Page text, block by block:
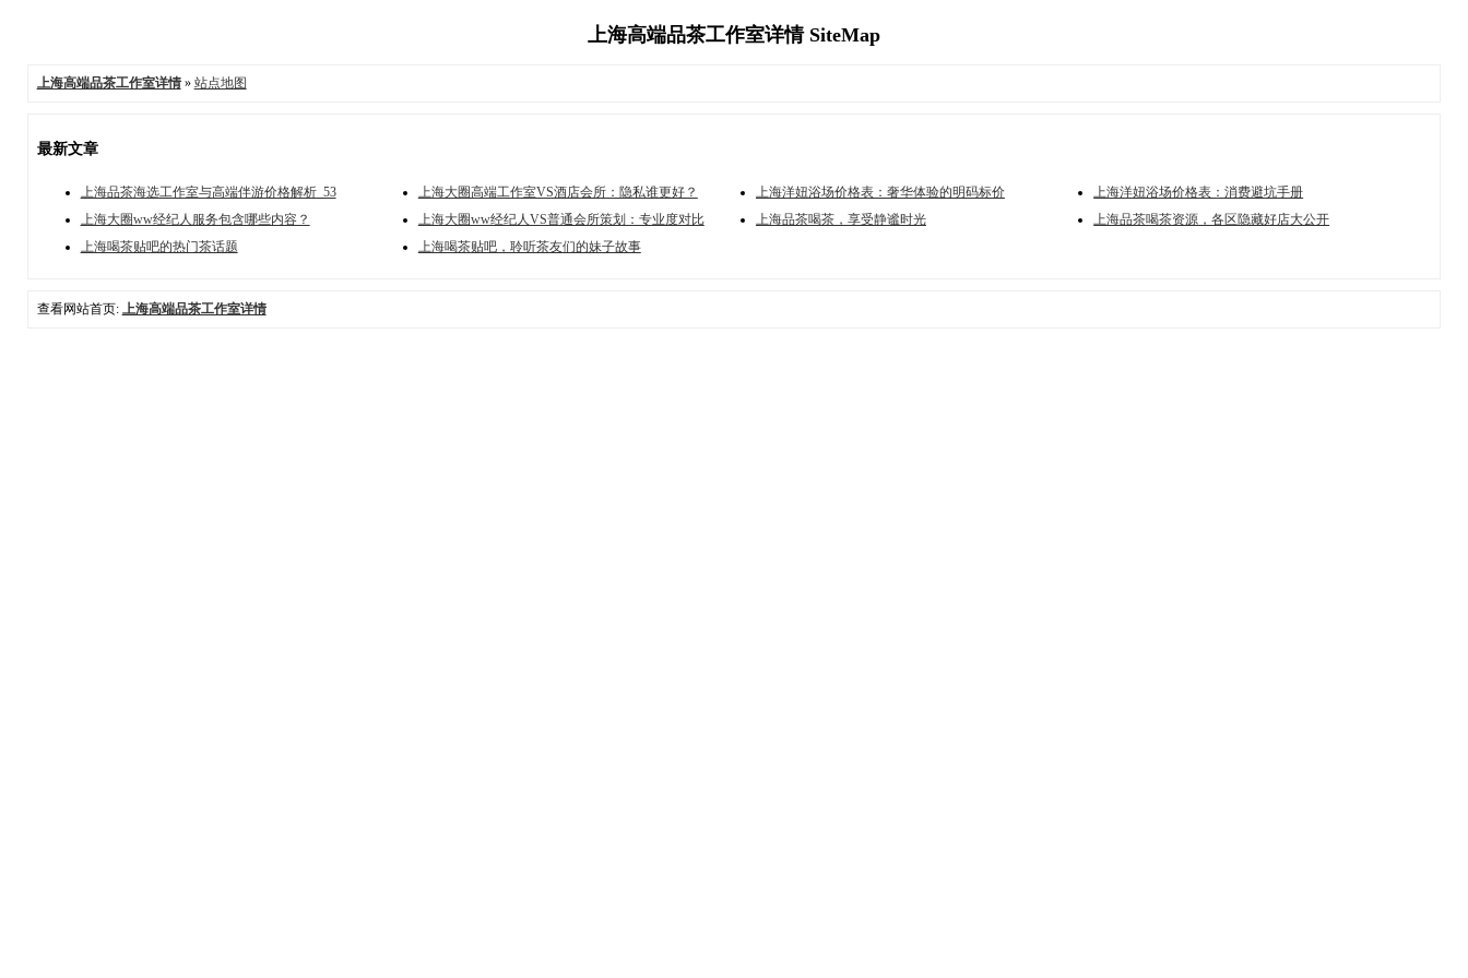
上海高端品茶工作室详情 SiteMap
上海高端品茶工作室详情» 站点地图
最新文章
上海品茶海选工作室与高端伴游价格解析_53 上海大圈高端工作室VS酒店会所：隐私谁更好？ 上海洋妞浴场价格表：奢华体验的明码标价
上海洋妞浴场价格表：消费避坑手册
上海大圈ww经纪人服务包含哪些内容？
上海大圈ww经纪人VS普通会所策划：专业度对比 上海品茶喝茶，享受静谧时光
上海品茶喝茶资源，各区隐藏好店大公开
上海喝茶贴吧的热门茶话题
上海喝茶贴吧，聆听茶友们的妹子故事
查看网站首页: 上海高端品茶工作室详情